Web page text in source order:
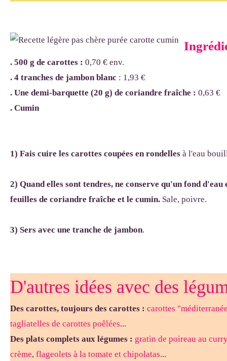
. 500 g de carottes : 0,70 € env.
. 4 tranches de jambon blanc : 1,93 €
. Une demi-barquette (20 g) de coriandre fraîche : 0,63 €
. Cumin
1) Fais cuire les carottes coupées en rondelles à l'eau
2) Quand elles sont tendres, ne conserve qu'un fond
feuilles de coriandre fraîche et le cumin. Sale, poivre.
3) Sers avec une tranche de jambon.
D'autres idées avec des
Des carottes, toujours des carottes : carottes
tagliatelles de carottes poêlées...
Des plats complets aux légumes : gratin de poireau au curry
crème, flageolets à la tomate et chipolatas...